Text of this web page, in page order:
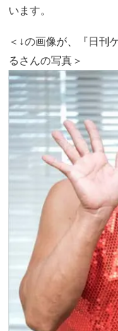
います。
＜↓の画像が、『日刊
るさんの写真＞